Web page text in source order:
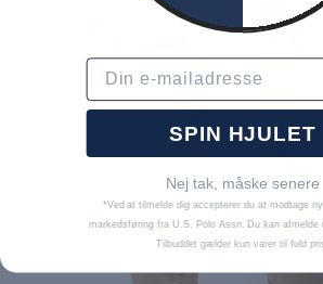
Email
SPIN HJULET
Nej tak, måske senere
*Ved at tilmelde dig accepterer du at modtage
markedsføring fra U.S. Polo Assn. Du kan afmelde
Tilbuddet gælder kun varer til fuld